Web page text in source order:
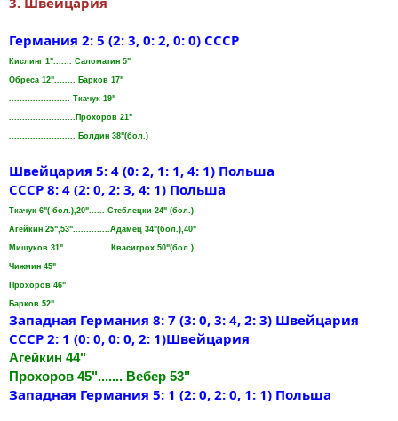
Германия 2: 5 (2: 3, 0: 2, 0: 0) СССР
Кислинг 1"....... Саломатин 5"
Обреса 12"........ Барков 17"
....................... Ткачук 19"
.........................Прохоров 21"
......................... Болдин 38"(бол.)
Швейцария 5: 4 (0: 2, 1: 1, 4: 1) Польша
СССР 8: 4 (2: 0, 2: 3, 4: 1) Польша
Ткачук 6"( бол.),20"...... Стеблецки 24" (бол.)
Агейкин 25",53"..............Адамец 34"(бол.),40"
Мишуков 31" .................Квасигрох 50"(бол.),
Чижмин 45"
Прохоров 46"
Барков 52"
Западная Германия 8: 7 (3: 0, 3: 4, 2: 3) Швейцария
СССР 2: 1 (0: 0, 0: 0, 2: 1)Швейцария
Агейкин 44"
Прохоров 45"....... Вебер 53"
Западная Германия 5: 1 (2: 0, 2: 0, 1: 1) Польша